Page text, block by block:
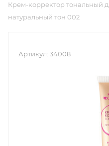
Крем-корректор тональный
натуральный тон 002
Артикул: 34008